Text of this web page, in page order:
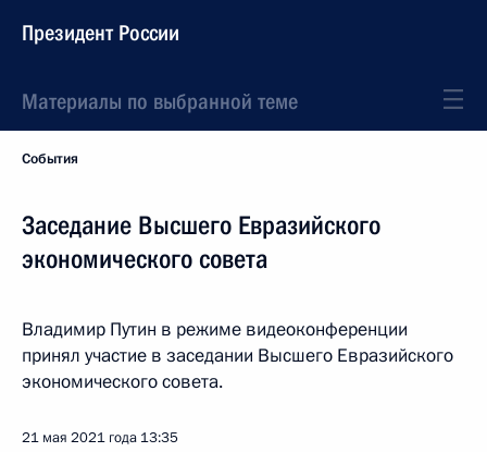
Президент России
Материалы по выбранной теме
События
Заседание Высшего Евразийского
экономического совета
Владимир Путин в режиме видеоконференции
принял участие в заседании Высшего Евразийского
экономического совета.
21 мая 2021 года 13:35